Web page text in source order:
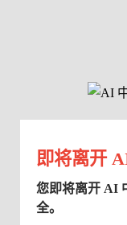
即将离开
您即将离开 AI
全。